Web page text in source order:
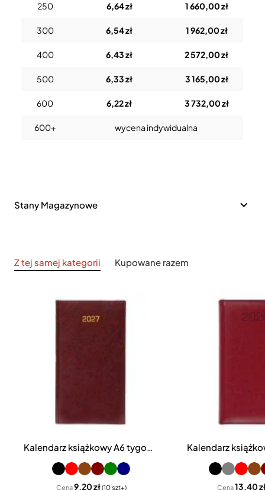
250 6,64 zł 1 660,00 zł
300 6,54 zł 1 962,00 zł
400 6,43 zł 2 572,00 zł
500 6,33 zł 3 165,00 zł
600 6,22 zł 3 732,00 zł
600+ wycena indywidualna
Stany Magazynowe
Z tej samej kategorii Kupowane razem
Kalendarz książkowy A6 tygodniowy Baladek
Cena9,20 zł(10 szt+) Cena13,40